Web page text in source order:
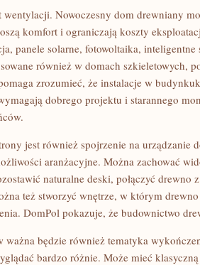
wentylacji. Nowoczesny dom drewniany
komfort i ograniczają koszty
panele solarne, fotowoltaika,
również w domach szkieletowych,
zrozumieć, że instalacje w
dobrego projektu i starannego
jest również spojrzenie na urządzanie
aranżacyjne. Można zachować
naturalne deski, połączyć drewno
też stworzyć wnętrze, w którym
DomPol pokazuje, że budownictwo
będzie również tematyka
bardzo różnie. Może mieć